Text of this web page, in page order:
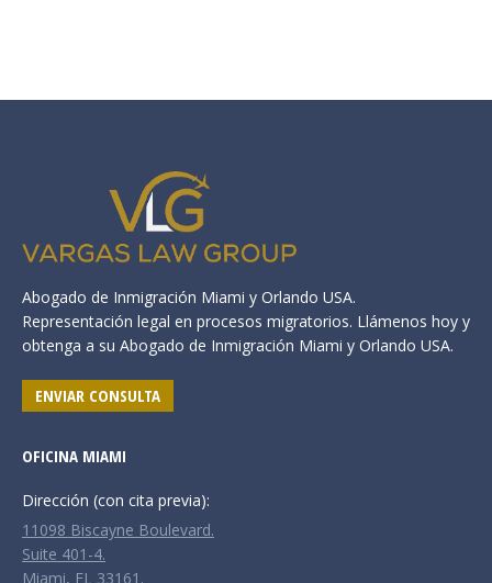
Abogado de Inmigración Miami y Orlando USA.
Representación legal en procesos migratorios. Llámenos hoy y
obtenga a su Abogado de Inmigración Miami y Orlando USA.
ENVIAR CONSULTA
OFICINA MIAMI
Dirección (con cita previa):
11098 Biscayne Boulevard.
Suite 401-4.
Miami, FL 33161.